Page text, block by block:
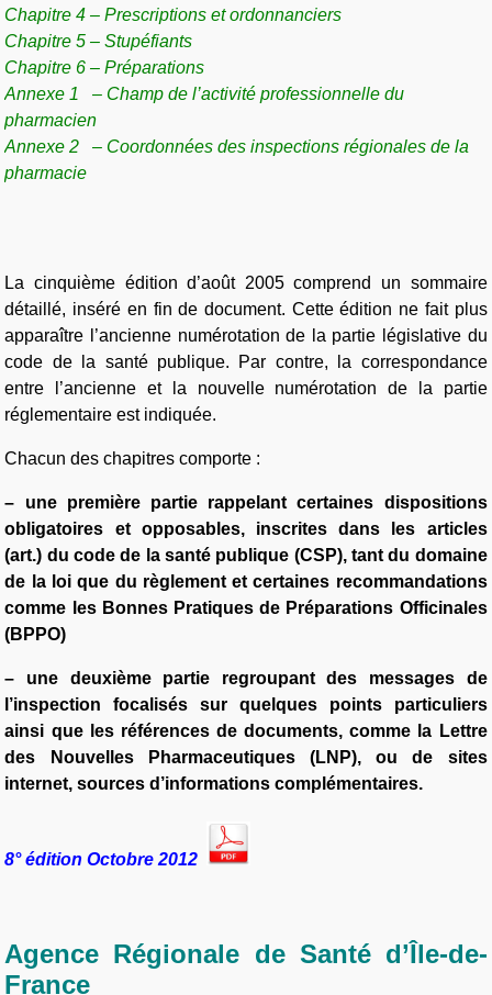
Chapitre 4 – Prescriptions et ordonnanciers
Chapitre 5 – Stupéfiants
Chapitre 6 – Préparations
Annexe 1 – Champ de l’activité professionnelle du
pharmacien
Annexe 2 – Coordonnées des inspections régionales de la
pharmacie
La cinquième édition d’août 2005 comprend un sommaire
détaillé, inséré en fin de document. Cette édition ne fait plus
apparaître l’ancienne numérotation de la partie législative du
code de la santé publique. Par contre, la correspondance
entre l’ancienne et la nouvelle numérotation de la partie
réglementaire est indiquée.
Chacun des chapitres comporte :
– une première partie rappelant certaines dispositions
obligatoires et opposables, inscrites dans les articles
(art.) du code de la santé publique (CSP), tant du domaine
de la loi que du règlement et certaines recommandations
comme les Bonnes Pratiques de Préparations Officinales
(BPPO)
– une deuxième partie regroupant des messages de
l’inspection focalisés sur quelques points particuliers
ainsi que les références de documents, comme la Lettre
des Nouvelles Pharmaceutiques (LNP), ou de sites
internet, sources d’informations complémentaires.
8° édition Octobre 2012
Agence Régionale de Santé d’Île-de-
France